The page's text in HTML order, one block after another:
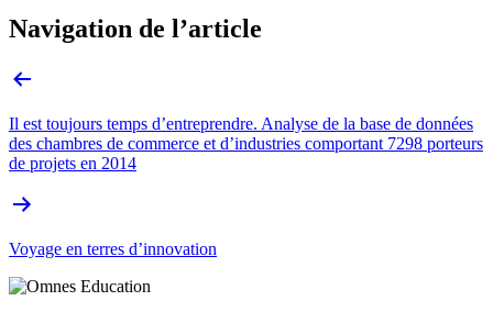
Navigation de l’article
Il est toujours temps d’entreprendre. Analyse de la base de données
des chambres de commerce et d’industries comportant 7298 porteurs
de projets en 2014
Voyage en terres d’innovation